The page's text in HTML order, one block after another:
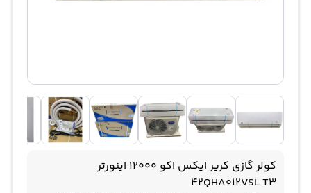
کولر گازی کریر ایکس اکو 12000 اینورتر
42QHA012VSL T3